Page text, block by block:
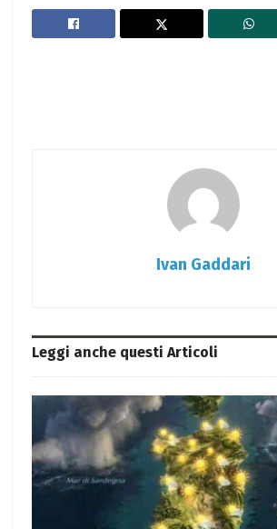
Ivan Gaddari
Leggi anche questi Articoli